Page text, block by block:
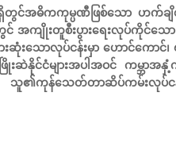
အဓိကကုမ္ပဏီဖြစ်သော ဟက်ချိစံ
အကျိုးတူစီးပွားရေးလုပ်ကိုင်သော
သောလုပ်ငန်းမှာ ဟောင်ကောင်၊
ဖြိုးဆဲနိုင်ငံများအပါအဝင် ကမ္ဘာ
သူ၏ကုန်သေတ်တာဆိပ်ကမ်းလုပ်ငန်